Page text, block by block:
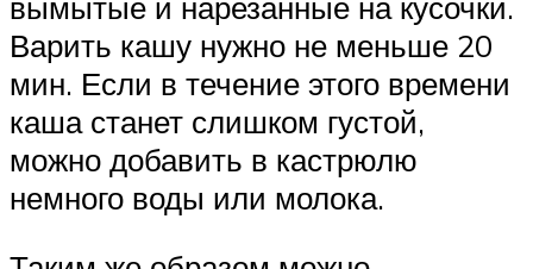
Варить кашу нужно не меньше 20
мин. Если в течение этого времени
каша станет слишком густой,
можно добавить в кастрюлю
немного воды или молока.